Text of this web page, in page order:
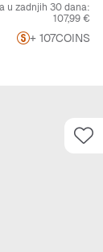
u zadnjih 30 dana:
107,99 €
+ 107COINS